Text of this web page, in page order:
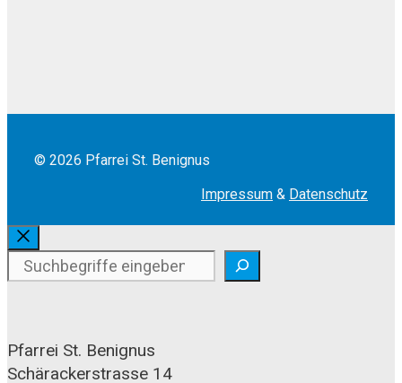
© 2026 Pfarrei St. Benignus
Impressum & Datenschutz
Schliessen
Suchen
Pfarrei St. Benignus
Schärackerstrasse 14